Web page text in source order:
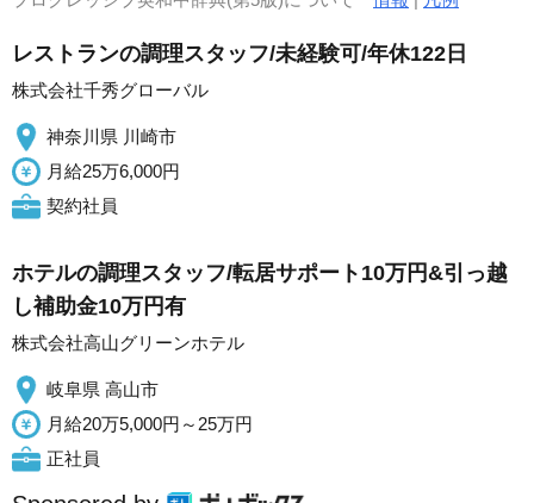
レストランの調理スタッフ/未経験可/年休122日
株式会社千秀グローバル
神奈川県 川崎市
月給25万6,000円
契約社員
ホテルの調理スタッフ/転居サポート10万円&引っ越
し補助金10万円有
株式会社高山グリーンホテル
岐阜県 高山市
月給20万5,000円～25万円
正社員